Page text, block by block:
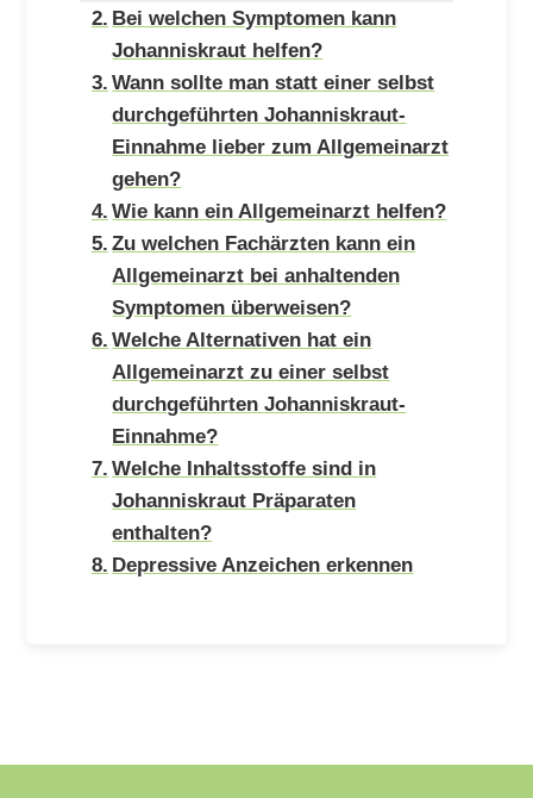
Bei welchen Symptomen kann
Johanniskraut helfen?
Wann sollte man statt einer selbst
durchgeführten Johanniskraut-
Einnahme lieber zum Allgemeinarzt
gehen?
Wie kann ein Allgemeinarzt helfen?
Zu welchen Fachärzten kann ein
Allgemeinarzt bei anhaltenden
Symptomen überweisen?
Welche Alternativen hat ein
Allgemeinarzt zu einer selbst
durchgeführten Johanniskraut-
Einnahme?
Welche Inhaltsstoffe sind in
Johanniskraut Präparaten
enthalten?
Depressive Anzeichen erkennen